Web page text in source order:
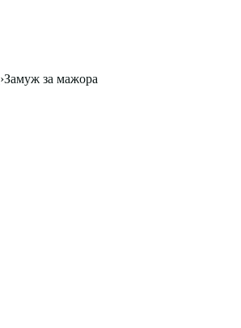
›Замуж за мажора